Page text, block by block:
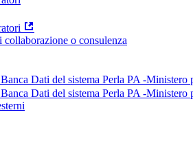
o consulenza
Dati del sistema Perla PA -
Dati del sistema Perla PA -